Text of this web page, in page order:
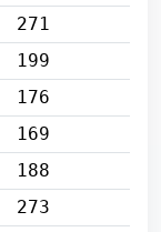
271
199
176
169
188
273